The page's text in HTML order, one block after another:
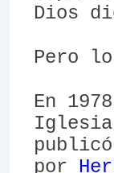
Dios
Pero
En
Iglesia
por